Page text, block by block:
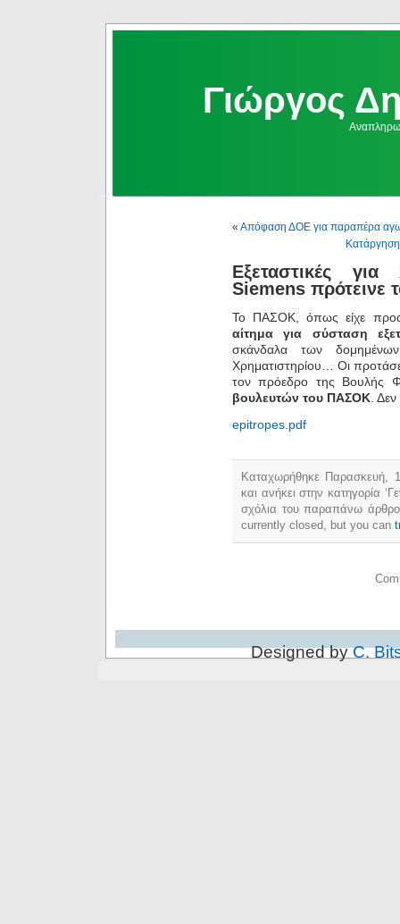
Γιώργος
« Απόφαση ΔΟΕ για παραπέρα
Εξεταστικές για
Siemens πρότεινε
Το ΠΑΣΟΚ, όπως είχε
αίτημα για σύσταση
σκάνδαλα των
Χρηματιστηρίου… Οι
τον πρόεδρο της Βουλής
βουλευτών του ΠΑΣΟΚ .
epitropes.pdf
Καταχωρήθηκε Παρασκευή,
και ανήκει στην κατηγορία
σχόλια του παραπάνω
currently closed, but you can
Designed byC.